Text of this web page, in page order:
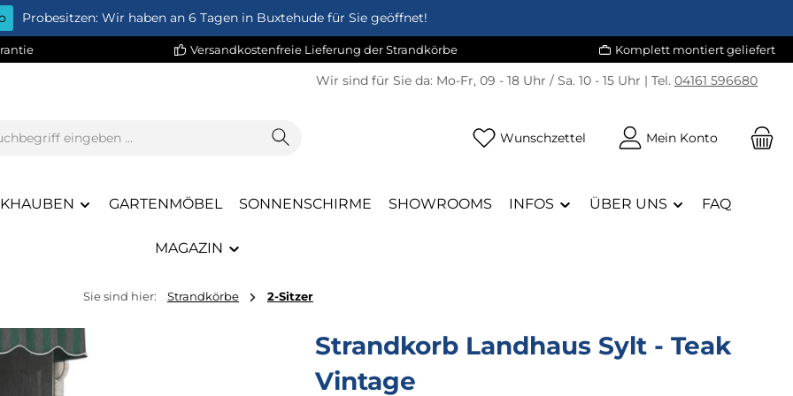
Probesitzen: Wir haben an 6 Tagen in Buxtehude für Sie geöffnet!
Versandkostenfreie Lieferung der Strandkörbe Komplett montiert geliefert
Wir sind für Sie da: Mo-Fr, 09 - 18 Uhr / Sa. 10 - 15 Uhr | Tel. 04161 596680
Wunschzettel Du hast 0 Produkte auf dem
Mein Konto
GARTENMÖBEL SONNENSCHIRME SHOWROOMS INFOS ÜBER UNS FAQ
MAGAZIN
Sie sind hier: Strandkörbe 2-Sitzer
Strandkorb Landhaus Sylt - Teak
Vintage